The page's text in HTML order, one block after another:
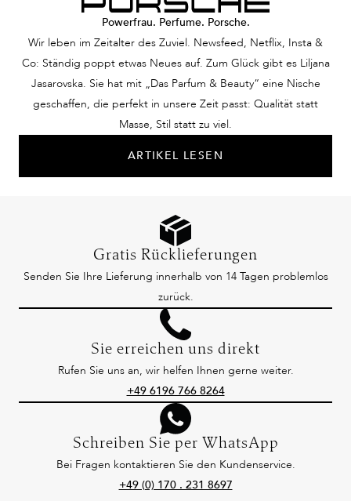
Powerfrau. Perfume. Porsche.
Wir leben im Zeitalter des Zuviel. Newsfeed, Netflix, Insta &
Co: Ständig poppt etwas Neues auf. Zum Glück gibt es Liljana
Jasarovska. Sie hat mit „Das Parfum & Beauty“ eine Nische
geschaffen, die perfekt in unsere Zeit passt: Qualität statt
Masse, Stil statt zu viel.
ARTIKEL LESEN
Gratis Rücklieferungen
Senden Sie Ihre Lieferung innerhalb von 14 Tagen problemlos
zurück.
Sie erreichen uns direkt
Rufen Sie uns an, wir helfen Ihnen gerne weiter.
+49 6196 766 8264
Schreiben Sie per WhatsApp
Bei Fragen kontaktieren Sie den Kundenservice.
+49 (0) 170 . 231 8697